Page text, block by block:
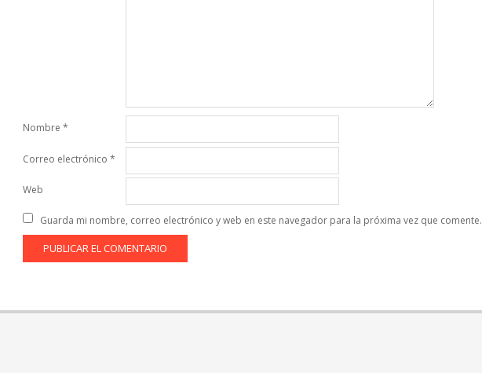
Nombre *
Correo electrónico *
Web
Guarda mi nombre, correo electrónico y web en este navegador para la próxima vez que comente.